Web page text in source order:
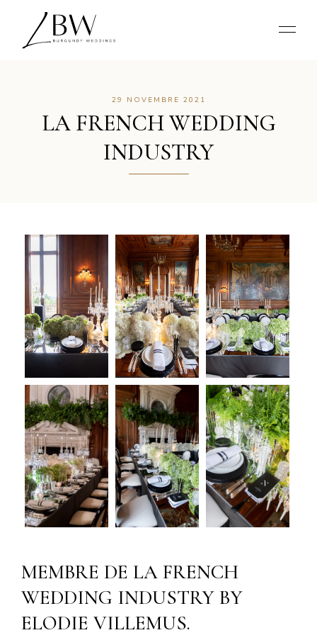
29 NOVEMBRE 2021
LA FRENCH WEDDING
INDUSTRY
MEMBRE DE LA FRENCH
WEDDING INDUSTRY BY
ELODIE VILLEMUS.